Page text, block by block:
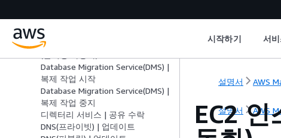
시작하기 서
Bastions | 인스턴스 또는 세션 수
업데이트(관리형 자동화)
Bastions | 인스턴스 크기 업데이트
Database Migration Service(DMS) |
복제 작업 시작
Database Migration Service(DMS) |
복제 작업 중지
디렉터리 서비스 | 공유 수락
DNS(프라이빗) | 업데이트
설명서 AWS
설명서 AWS
EC2